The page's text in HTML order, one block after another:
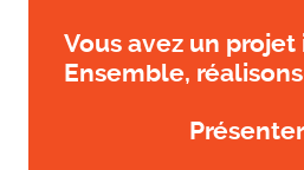
Vous avez un projet
Ensemble,